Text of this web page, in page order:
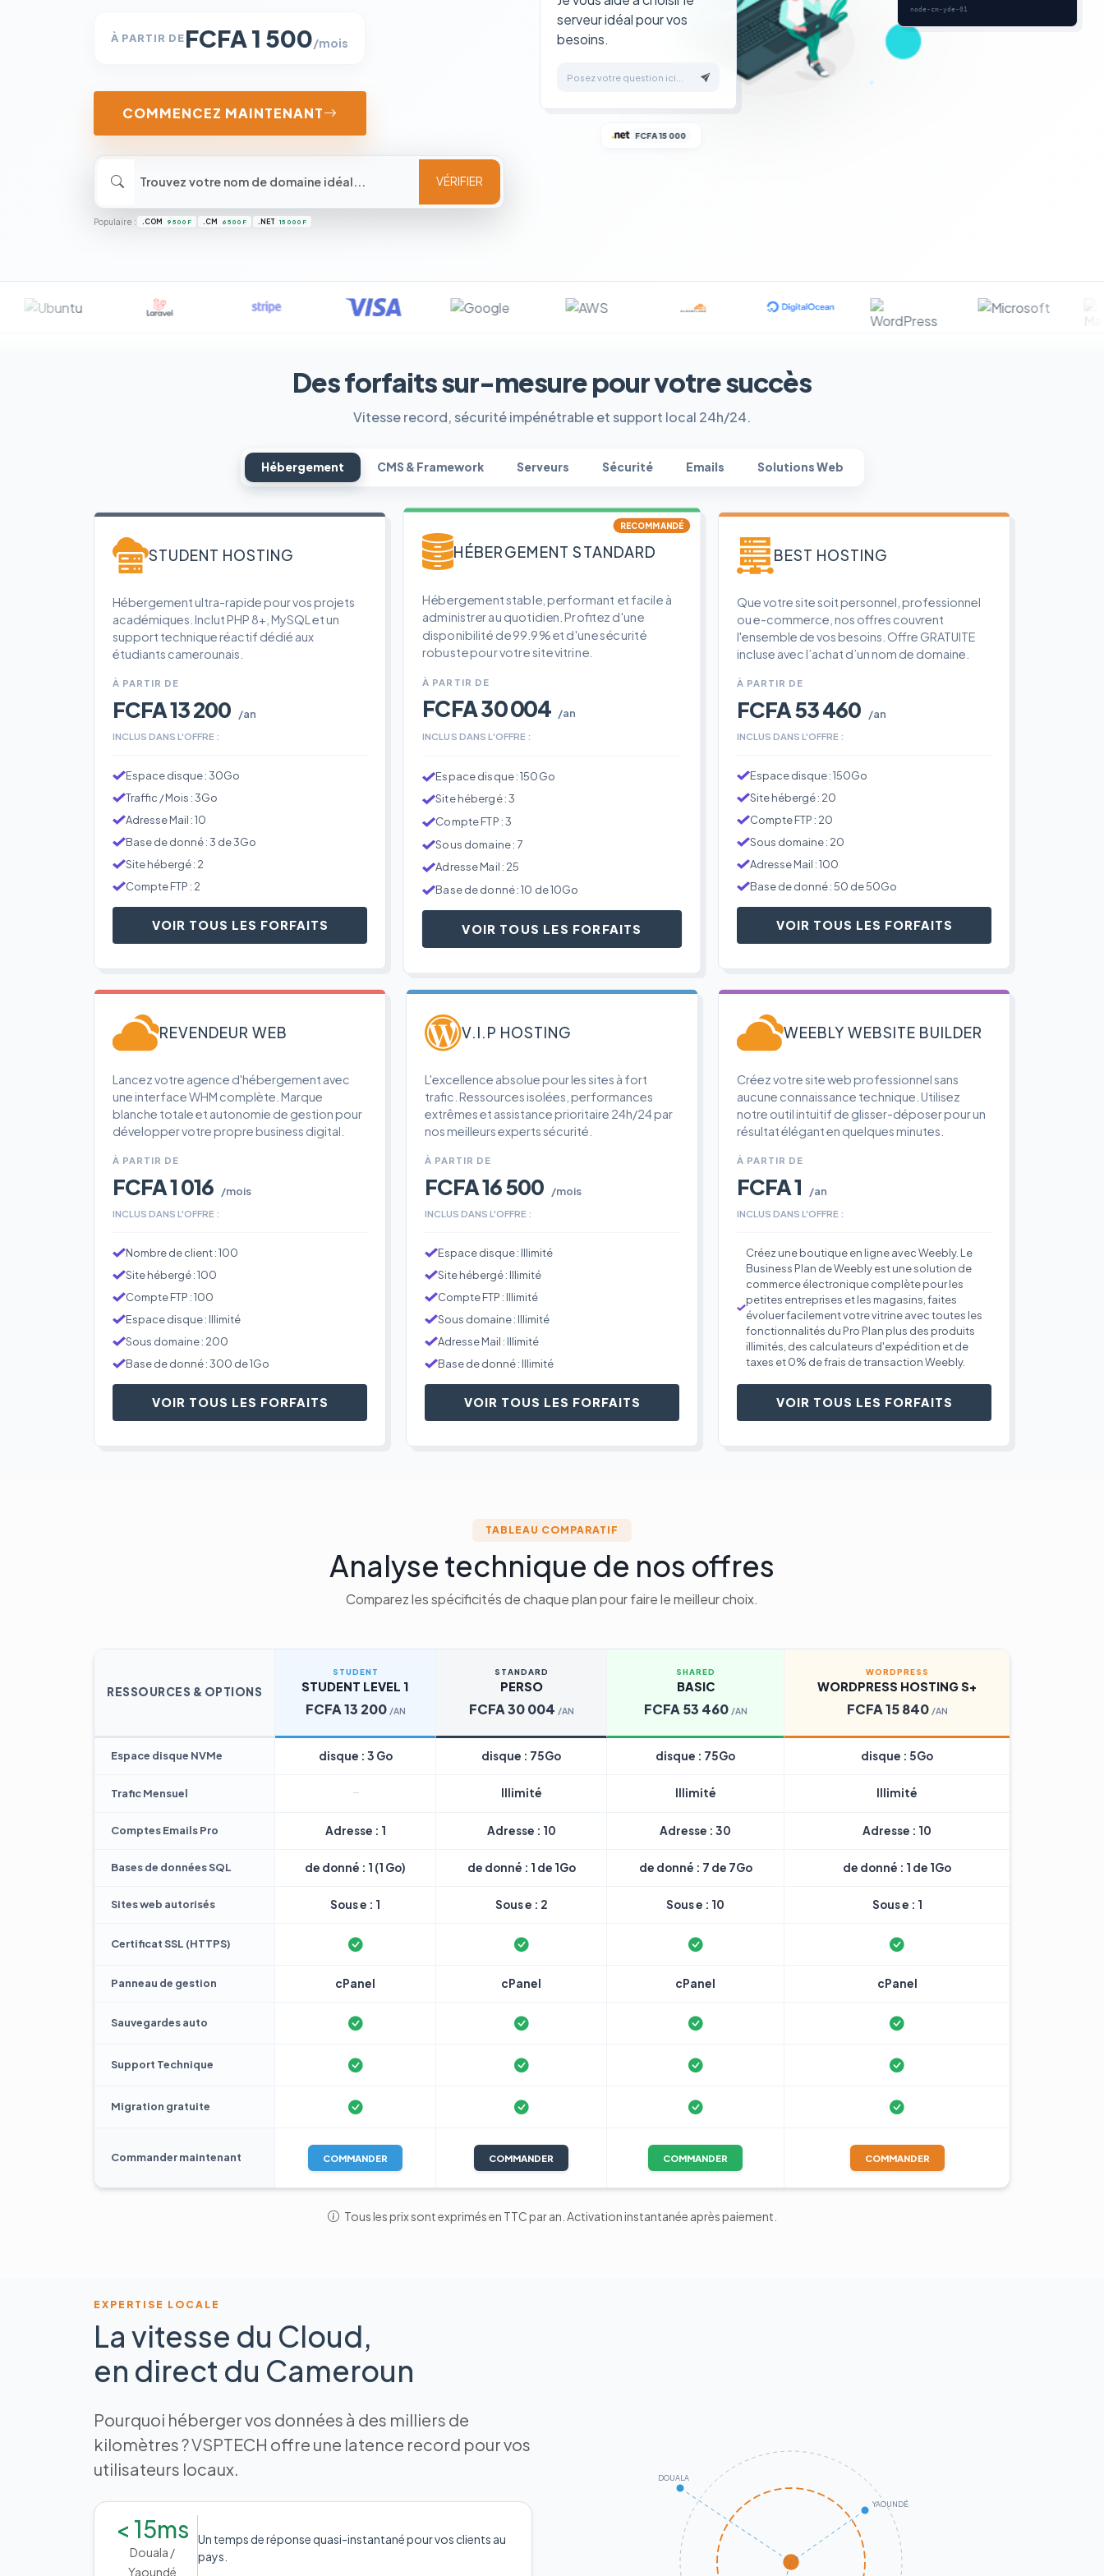
À PARTIR DEFCFA 1 500/mois
COMMENCEZ MAINTENANT
VÉRIFIER
Populaire : .COM 9 500 F .CM 6 500 F .NET 15 000 F
serveur idéal pour vos
besoins.
Posez votre question ici...
node-cm-yde-01
FCFA 15 000
Des forfaits sur-mesure pour votre succès
Vitesse record, sécurité impénétrable et support local 24h/24.
Hébergement CMS & Framework Serveurs Sécurité Emails Solutions Web
STUDENT HOSTING
Hébergement ultra-rapide pour vos projets
académiques. Inclut PHP 8+, MySQL et un
support technique réactif dédié aux
étudiants camerounais.
À PARTIR DE
FCFA 13 200 /an
INCLUS DANS L'OFFRE :
Espace disque : 30Go
Traffic / Mois : 3Go
Adresse Mail : 10
Base de donné : 3 de 3Go
Site hébergé : 2
Compte FTP : 2
VOIR TOUS LES FORFAITS
RECOMMANDÉ
HÉBERGEMENT STANDARD
Hébergement stable, performant et facile à
administrer au quotidien. Profitez d'une
disponibilité de 99.9% et d'une sécurité
robuste pour votre site vitrine.
À PARTIR DE
FCFA 30 004 /an
INCLUS DANS L'OFFRE :
Espace disque : 150Go
Site hébergé : 3
Compte FTP : 3
Sous domaine : 7
Adresse Mail : 25
Base de donné : 10 de 10Go
VOIR TOUS LES FORFAITS
BEST HOSTING
Que votre site soit personnel, professionnel
ou e-commerce, nos offres couvrent
l'ensemble de vos besoins. Offre GRATUITE
incluse avec l’achat d’un nom de domaine.
À PARTIR DE
FCFA 53 460 /an
INCLUS DANS L'OFFRE :
Espace disque : 150Go
Site hébergé : 20
Compte FTP : 20
Sous domaine : 20
Adresse Mail : 100
Base de donné : 50 de 50Go
VOIR TOUS LES FORFAITS
REVENDEUR WEB
Lancez votre agence d'hébergement avec
une interface WHM complète. Marque
blanche totale et autonomie de gestion pour
développer votre propre business digital.
À PARTIR DE
FCFA 1 016 /mois
INCLUS DANS L'OFFRE :
Nombre de client : 100
Site hébergé : 100
Compte FTP : 100
Espace disque : Illimité
Sous domaine : 200
Base de donné : 300 de 1Go
VOIR TOUS LES FORFAITS
V.I.P HOSTING
L'excellence absolue pour les sites à fort
trafic. Ressources isolées, performances
extrêmes et assistance prioritaire 24h/24 par
nos meilleurs experts sécurité.
À PARTIR DE
FCFA 16 500 /mois
INCLUS DANS L'OFFRE :
Espace disque : Illimité
Site hébergé : Illimité
Compte FTP : Illimité
Sous domaine : Illimité
Adresse Mail : Illimité
Base de donné : Illimité
VOIR TOUS LES FORFAITS
WEEBLY WEBSITE BUILDER
Créez votre site web professionnel sans
aucune connaissance technique. Utilisez
notre outil intuitif de glisser-déposer pour un
résultat élégant en quelques minutes.
À PARTIR DE
FCFA 1 /an
INCLUS DANS L'OFFRE :
Créez une boutique en ligne avec Weebly. Le
Business Plan de Weebly est une solution de
commerce électronique complète pour les
petites entreprises et les magasins, faites
évoluer facilement votre vitrine avec toutes les
fonctionnalités du Pro Plan plus des produits
illimités, des calculateurs d'expédition et de
taxes et 0% de frais de transaction Weebly.
VOIR TOUS LES FORFAITS
TABLEAU COMPARATIF
Analyse technique de nos offres
Comparez les spécificités de chaque plan pour faire le meilleur choix.
RESSOURCES & OPTIONS
STUDENT
STUDENT LEVEL 1
FCFA 13 200 /AN
STANDARD
PERSO
FCFA 30 004 /AN
SHARED
BASIC
FCFA 53 460 /AN
WORDPRESS
WORDPRESS HOSTING S+
FCFA 15 840 /AN
Espace disque NVMe disque : 3 Go disque : 75Go disque : 75Go disque : 5Go
Trafic Mensuel Illimité Illimité Illimité
Comptes Emails Pro Adresse : 1 Adresse : 10 Adresse : 30 Adresse : 10
Bases de données SQL de donné : 1 (1 Go) de donné : 1 de 1Go de donné : 7 de 7Go de donné : 1 de 1Go
Sites web autorisés Sous e : 1 Sous e : 2 Sous e : 10 Sous e : 1
Certificat SSL (HTTPS)
Panneau de gestion cPanel cPanel cPanel cPanel
Sauvegardes auto
Support Technique
Migration gratuite
Commander maintenant COMMANDER COMMANDER COMMANDER COMMANDER
Tous les prix sont exprimés en TTC par an. Activation instantanée après paiement.
EXPERTISE LOCALE
La vitesse du Cloud,
en direct du Cameroun
Pourquoi héberger vos données à des milliers de
kilomètres ? VSPTECH offre une latence record pour vos
utilisateurs locaux.
< 15ms
Douala /
Yaoundé
Un temps de réponse quasi-instantané pour vos clients au
pays.
DOUALA
YAOUNDÉ